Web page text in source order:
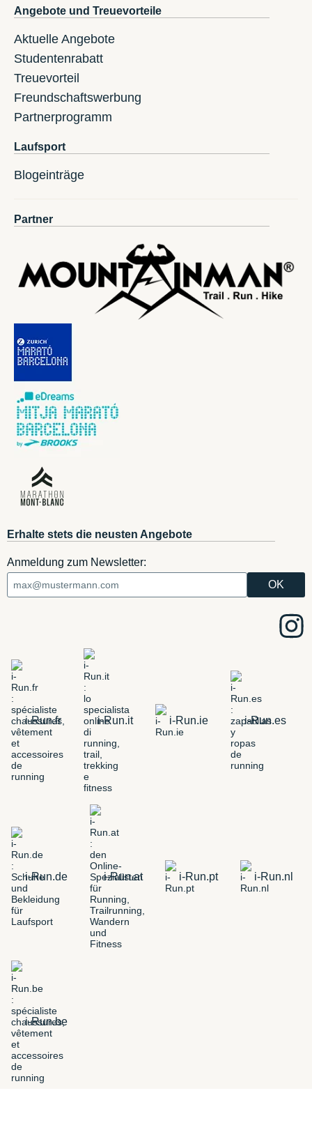
Angebote und Treuevorteile
Aktuelle Angebote
Studentenrabatt
Treuevorteil
Freundschaftswerbung
Partnerprogramm
Laufsport
Blogeinträge
Partner
Erhalte stets die neusten Angebote
Anmeldung zum Newsletter:
i-Run.fr i-Run.it i-Run.ie i-Run.es
i-Run.de i-Run.at i-Run.pt i-Run.nl
i-Run.be